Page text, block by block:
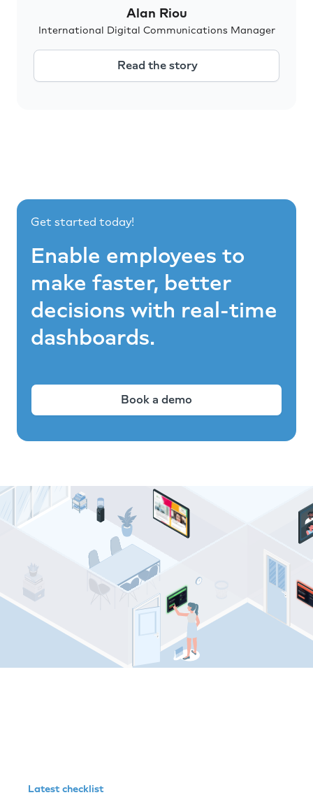
Alan Riou
International Digital Communications Manager
Read the story
Get started today!
Enable employees to
make faster, better
decisions with real-time
dashboards.
Book a demo
Comeen resources
Latest checklist